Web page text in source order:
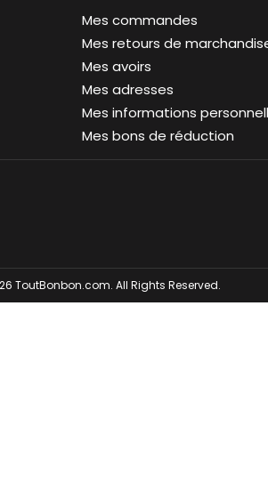
ToutBonbon.com. All Rights Reserved.
Mes commandes
Mes retours de
Mes avoirs
Mes adresses
Mes informations
Mes bons de réduction